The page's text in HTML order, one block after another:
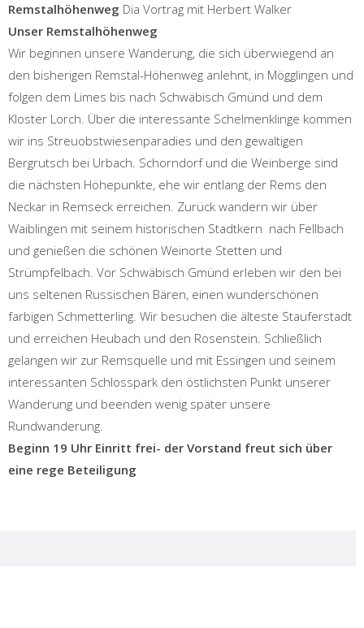
Remstalhöhenweg Dia Vortrag mit Herbert Walker
Unser Remstalhöhenweg
Wir beginnen unsere Wanderung, die sich überwiegend an
den bisherigen Remstal-Höhenweg anlehnt, in Mögglingen und
folgen dem Limes bis nach Schwäbisch Gmünd und dem
Kloster Lorch. Über die interessante Schelmenklinge kommen
wir ins Streuobstwiesenparadies und den gewaltigen
Bergrutsch bei Urbach. Schorndorf und die Weinberge sind
die nächsten Höhepunkte, ehe wir entlang der Rems den
Neckar in Remseck erreichen. Zurück wandern wir über
Waiblingen mit seinem historischen Stadtkern nach Fellbach
und genießen die schönen Weinorte Stetten und
Strümpfelbach. Vor Schwäbisch Gmünd erleben wir den bei
uns seltenen Russischen Bären, einen wunderschönen
farbigen Schmetterling. Wir besuchen die älteste Stauferstadt
und erreichen Heubach und den Rosenstein. Schließlich
gelangen wir zur Remsquelle und mit Essingen und seinem
interessanten Schlosspark den östlichsten Punkt unserer
Wanderung und beenden wenig später unsere
Rundwanderung.
Beginn 19 Uhr Einritt frei- der Vorstand freut sich über
eine rege Beteiligung